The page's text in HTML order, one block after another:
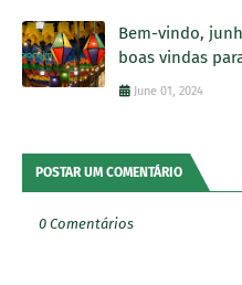
Bem-vindo,
boas vindas
June 01, 2024
POSTAR UM COMENTÁRIO
0 Comentários